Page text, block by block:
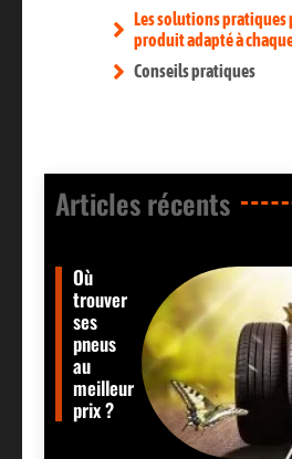
Les solutions
produit adapté à
Conseils pratiques
Articles récents​
Où
trouver
ses
pneus
au
meilleur
prix ?